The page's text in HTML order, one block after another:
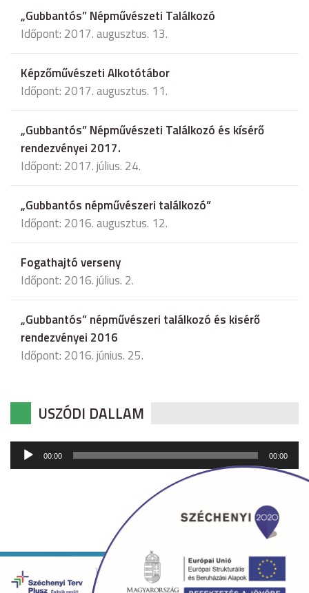
„Gubbantós” Népművészeti Találkozó
Időpont: 2017. augusztus. 13.
Képzőművészeti Alkotótábor
Időpont: 2017. augusztus. 11.
„Gubbantós” Népművészeti Találkozó és kísérő
rendezvényei 2017.
Időpont: 2017. július. 24.
„Gubbantós népművészeri találkozó”
Időpont: 2016. augusztus. 12.
Fogathajtó verseny
Időpont: 2016. július. 2.
„Gubbantós” népművészeri találkozó és kisérő
rendezvényei 2016
Időpont: 2016. június. 25.
USZÓDI DALLAM
Audió
lejátszó
00:00 00:00
Copyright © 2026 uszod.hu Minden jog fenntartva. •